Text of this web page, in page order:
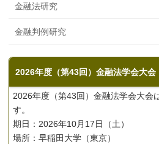
金融法研究
金融判例研究
2026年度（第43回）金融法学会大会
2026年度（第43回）金融法学会大会
す。
期日：2026年10月17日（土）
場所：早稲田大学（東京）